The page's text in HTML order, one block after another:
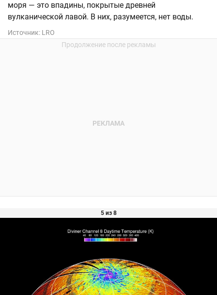
моря — это впадины, покрытые древней
вулканической лавой. В них, разумеется, нет воды.
Источник: LRO
5 из 8